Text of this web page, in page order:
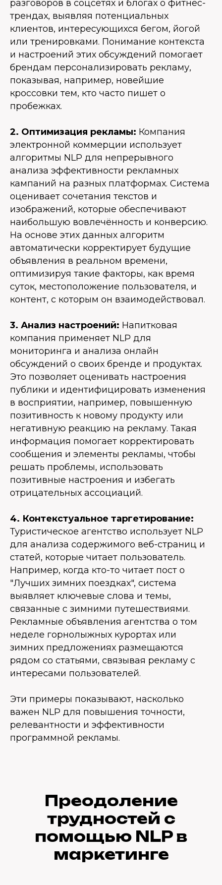
разговоров в соцсетях и блогах о фитнес-
трендах, выявляя потенциальных
клиентов, интересующихся бегом, йогой
или тренировками. Понимание контекста
и настроений этих обсуждений помогает
брендам персонализировать рекламу,
показывая, например, новейшие
кроссовки тем, кто часто пишет о
пробежках.
2. Оптимизация рекламы: Компания
электронной коммерции использует
алгоритмы NLP для непрерывного
анализа эффективности рекламных
кампаний на разных платформах. Система
оценивает сочетания текстов и
изображений, которые обеспечивают
наибольшую вовлечённость и конверсию.
На основе этих данных алгоритм
автоматически корректирует будущие
объявления в реальном времени,
оптимизируя такие факторы, как время
суток, местоположение пользователя, и
контент, с которым он взаимодействовал.
3. Анализ настроений: Напитковая
компания применяет NLP для
мониторинга и анализа онлайн
обсуждений о своих бренде и продуктах.
Это позволяет оценивать настроения
публики и идентифицировать изменения
в восприятии, например, повышенную
позитивность к новому продукту или
негативную реакцию на рекламу. Такая
информация помогает корректировать
сообщения и элементы рекламы, чтобы
решать проблемы, использовать
позитивные настроения и избегать
отрицательных ассоциаций.
4. Контекстуальное таргетирование:
Туристическое агентство использует NLP
для анализа содержимого веб-страниц и
статей, которые читает пользователь.
Например, когда кто-то читает пост о
"Лучших зимних поездках", система
выявляет ключевые слова и темы,
связанные с зимними путешествиями.
Рекламные объявления агентства о том
неделе горнолыжных курортах или
зимних предложениях размещаются
рядом со статьями, связывая рекламу с
интересами пользователей.
Эти примеры показывают, насколько
важен NLP для повышения точности,
релевантности и эффективности
программной рекламы.
Преодоление
трудностей с
помощью NLP в
маркетинге